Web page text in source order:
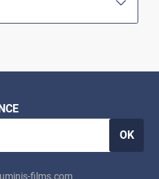
OK
films.com